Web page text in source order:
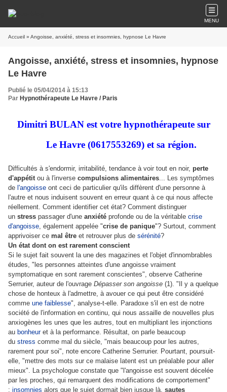
MENU
Accueil » Angoisse, anxiété, stress et insomnies, hypnose Le Havre
Angoisse, anxiété, stress et insomnies, hypnose
Le Havre
Publié le 05/04/2014 à 15:13
Par Hypnothérapeute Le Havre / Paris
Dimitri BULAN est votre hypnothérapeute sur
Le Havre (0617553269) et sa région.
Difficultés à s'endormir, irritabilité, tendance à voir tout en noir, perte
d'appétitou à l'inverse compulsions alimentaires... Les symptômes
de l'angoisse ont ceci de particulier qu'ils diffèrent d'une personne à
l'autre et nous induisent souvent en erreur quant à ce qui nous affecte
réellement. Comment identifier cet état? Comment distinguer
un stress passager d'une anxiété profonde ou de la véritable crise
d'angoisse, également appelée "crise de panique"? Surtout, comment
apprivoiser ce mal être et retrouver plus de sérénité?
Un état dont on est rarement conscient
Si le sujet fait souvent la une des magazines et l'objet d'innombrables
études, "les personnes atteintes d'une angoisse vraiment
symptomatique en sont rarement conscientes", observe Catherine
Serrurier, auteur de l'ouvrage Dépasser son angoisse (1). "Il y a quelque
chose de honteux à l'admettre, à avouer ce qui peut être considéré
comme une faiblesse", analyse-t-elle. Paradoxe s'il en est de notre
société de l'information en continu, qui nous assaille de nouvelles plus
anxiogènes les unes que les autres, tout en multipliant les injonctions
au bonheuret à la performance. Résultat, on parle beaucoup
du stress comme mal du siècle, "mais beaucoup pour les autres,
rarement pour soi", note encore Catherine Serrurier. Pourtant, poursuit-
elle, "mettre des mots sur ce malaise latent est un préalable pour aller
mieux". La psychologue constate que "l'angoisse est souvent décelée
par les proches, qui remarquent des modifications de comportement"
: insomnies alors que le sujet dormait bien jusque là, sautes